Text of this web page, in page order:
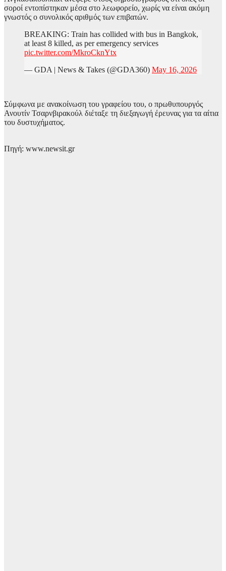
σοροί εντοπίστηκαν μέσα στο λεωφορείο, χωρίς να είναι ακόμη
γνωστός ο συνολικός αριθμός των επιβατών.
BREAKING: Train has collided with bus in Bangkok,
at least 8 killed, as per emergency services
pic.twitter.com/MkroCknYtx
— GDA | News & Takes (@GDA360) May 16, 2026
Σύμφωνα με ανακοίνωση του γραφείου του, ο πρωθυπουργός
Ανουτίν Τσαρνβιρακούλ διέταξε τη διεξαγωγή έρευνας για τα αίτια
του δυστυχήματος.
Πηγή: www.newsit.gr